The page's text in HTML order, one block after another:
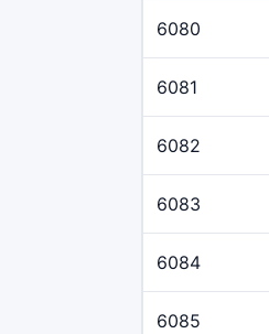
6080
6081
6082
6083
6084
6085